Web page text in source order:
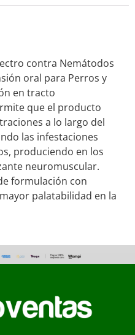
contra Nemátodos
oral para Perros y
en tracto
que el producto
a lo largo del
las infestaciones
produciendo en los
neuromuscular.
formulación con
palatabilidad en la